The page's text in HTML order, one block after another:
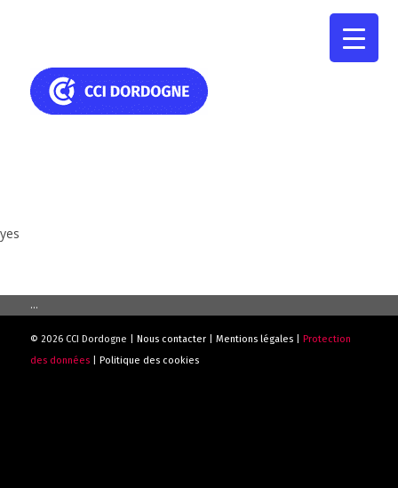
yes
...
© 2026 CCI Dordogne | Nous contacter| Mentions légales| Protection
des données| Politique des cookies